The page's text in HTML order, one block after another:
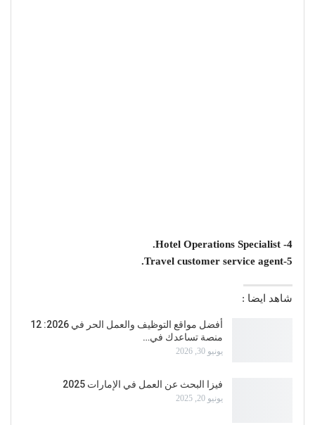
4- Hotel Operations Specialist.
5-Travel customer service agent.
شاهد ايضا :
أفضل مواقع التوظيف والعمل الحر في 2026: 12
منصة تساعدك في…
يونيو 30, 2026
فيزا البحث عن العمل في الإمارات 2025
يونيو 20, 2025